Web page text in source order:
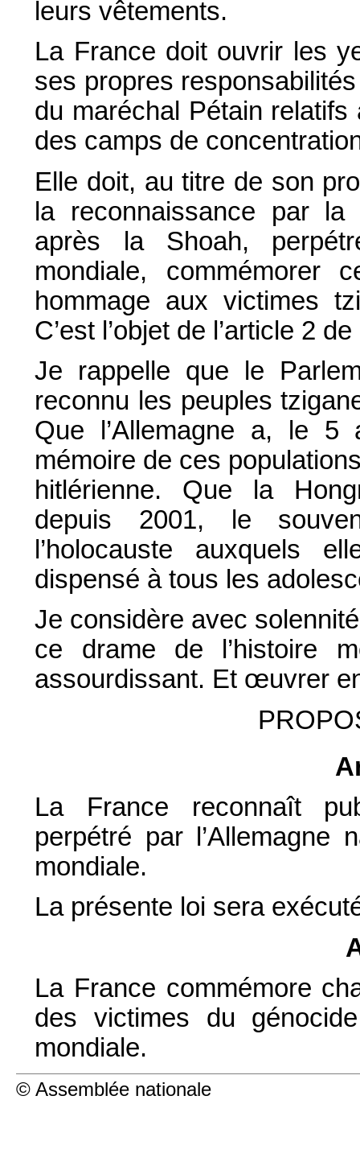
leurs vêtements.
La France doit ouvrir les
ses propres
du maréchal Pétain relatifs
des camps de
Elle doit, au titre de son
la reconnaissance par la
après la Shoah,
mondiale, commémorer
hommage aux victimes
C’est l’objet de l’article 2
Je rappelle que le
reconnu les peuples
Que l’Allemagne a, le
mémoire de ces
hitlérienne. Que la
depuis 2001, le
l’holocauste auxquels
dispensé à tous les
Je considère avec
ce drame de l’histoire
assourdissant. Et œuvrer
La France reconnaît
perpétré par l’Allemagne
mondiale.
La présente loi sera
La France commémore
des victimes du
mondiale.
© Assemblée nationale